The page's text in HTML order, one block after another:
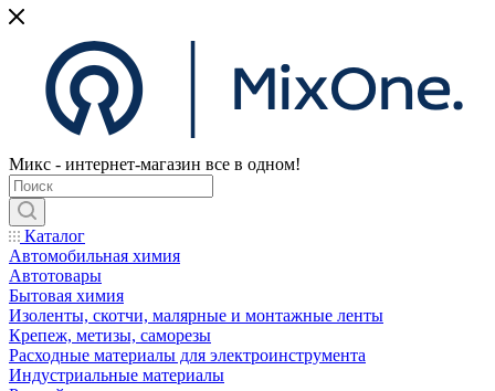
Микс - интернет-магазин все в одном!
Каталог
Автомобильная химия
Автотовары
Бытовая химия
Изоленты, скотчи, малярные и монтажные ленты
Крепеж, метизы, саморезы
Расходные материалы для электроинструмента
Индустриальные материалы